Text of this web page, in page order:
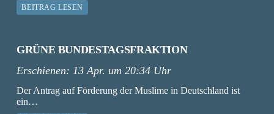
BEITRAG LESEN
GRÜNE BUNDESTAGSFRAKTION
Erschienen: 13 Apr. um 20:34 Uhr
Der Antrag auf Förderung der Muslime in Deutschland ist
ein…